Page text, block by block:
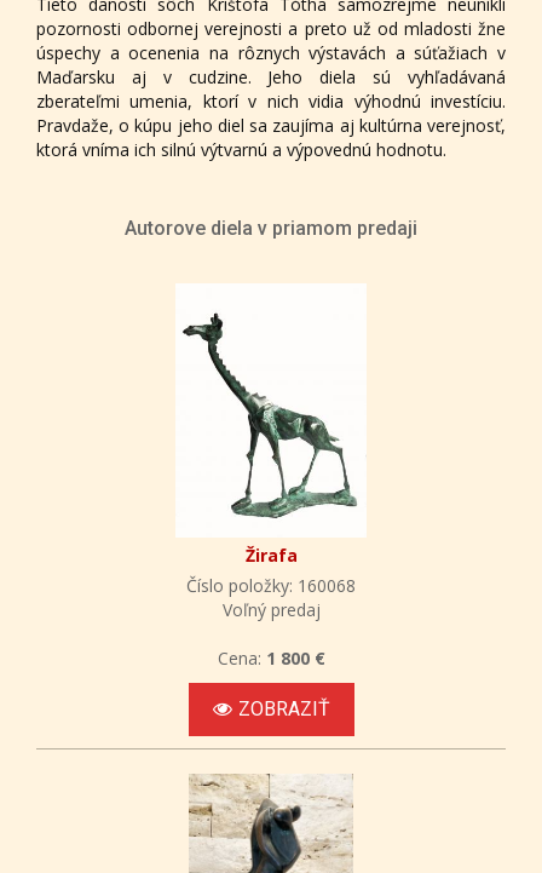
pozornosti odbornej verejnosti a preto už od mladosti žne
úspechy a ocenenia na rôznych výstavách a súťažiach v
Maďarsku aj v cudzine. Jeho diela sú vyhľadávaná
zberateľmi umenia, ktorí v nich vidia výhodnú investíciu.
Pravdaže, o kúpu jeho diel sa zaujíma aj kultúrna verejnosť,
ktorá vníma ich silnú výtvarnú a výpovednú hodnotu.
Autorove diela v priamom predaji
Žirafa
Číslo položky: 160068
Voľný predaj
Cena: 1 800 €
ZOBRAZIŤ